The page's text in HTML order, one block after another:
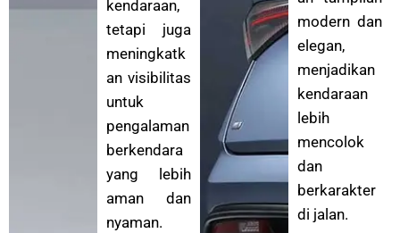
kendaraan,
tetapi juga
meningkatk
an visibilitas
untuk
pengalaman
berkendara
yang lebih
aman dan
nyaman.
modern dan
elegan,
menjadikan
kendaraan
lebih
mencolok
dan
berkarakter
di jalan.